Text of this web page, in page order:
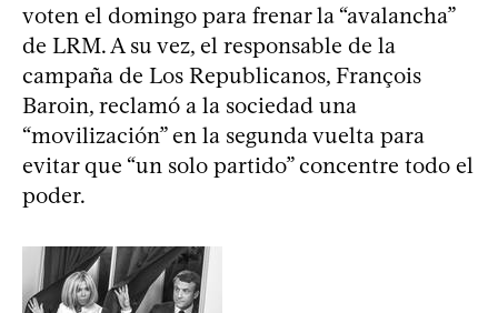
voten el domingo para frenar la “avalancha”
de LRM. A su vez, el responsable de la
campaña de Los Republicanos, François
Baroin, reclamó a la sociedad una
“movilización” en la segunda vuelta para
evitar que “un solo partido” concentre todo el
poder.